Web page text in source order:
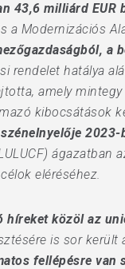
43,6 milliárd EUR
a Modernizációs
a
rendelet hatálya
amely
kibocsátások
ágazatban
eléréséhez.
híreket közöl az
is sor
fellépésre van